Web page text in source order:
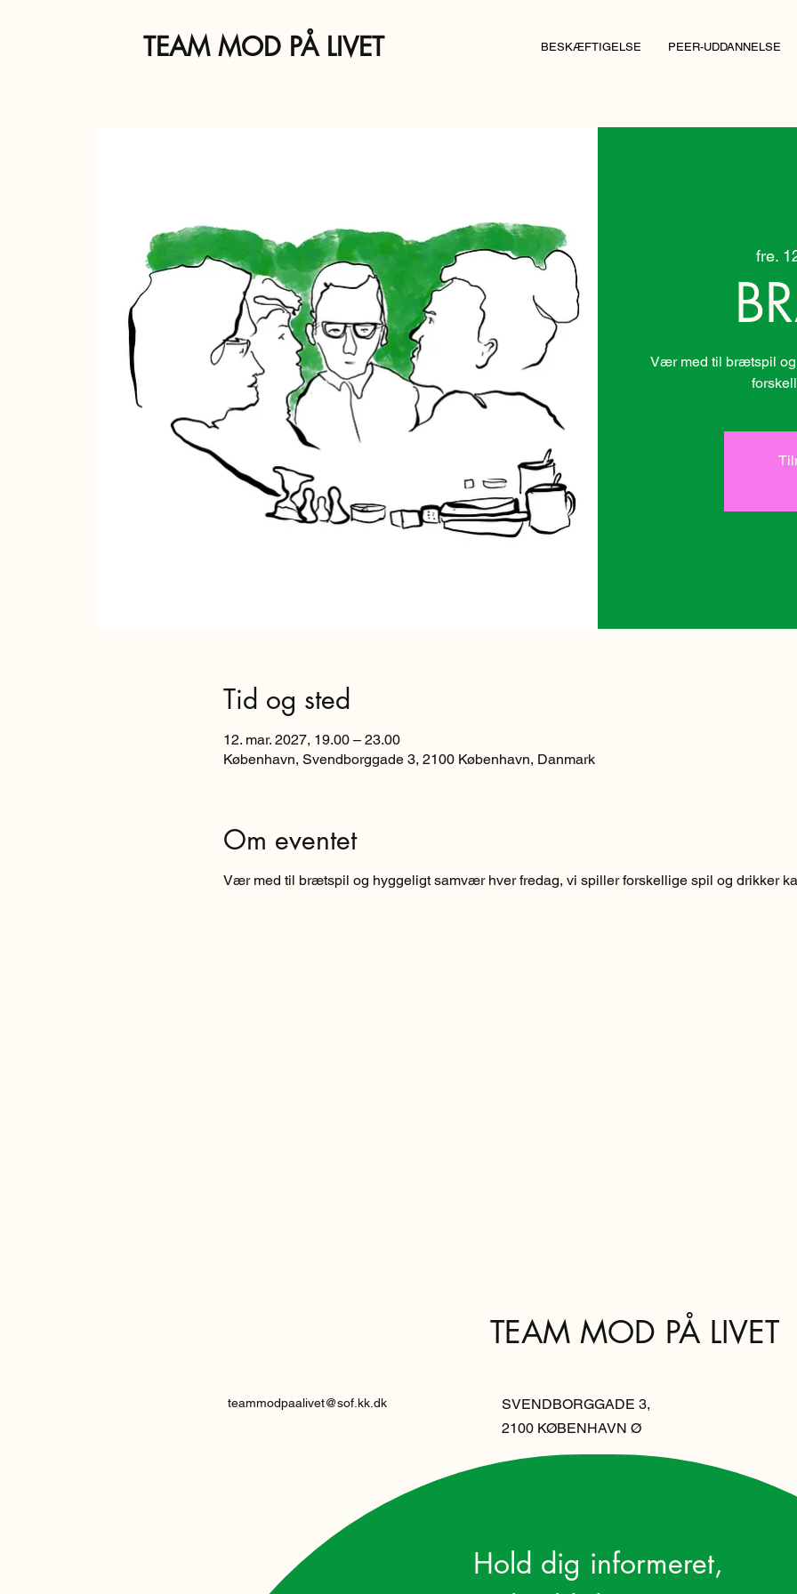
TEAM MOD PÅ LIVET BESKÆFTIGELSE PEER-UDDANNELSE
fre.
Vær med til brætspil
Tid og sted
12. mar. 2027, 19.00 – 23.00
København, Svendborggade 3, 2100 København, Danmark
Om eventet
Vær med til brætspil og hyggeligt samvær hver fredag, vi spiller forskellige spil og drikker
TEAM MOD PÅ LIVET
teammodpaalivet@sof.kk.dk
SVENDBORGGADE 3,
2100 KØBENHAVN Ø
Hold dig informeret,